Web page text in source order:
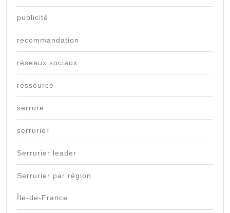
publicité
recommandation
réseaux sociaux
ressource
serrure
serrurier
Serrurier leader
Serrurier par région
Île-de-France